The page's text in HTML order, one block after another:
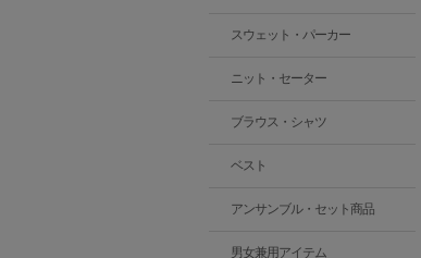
スウェット・パーカー
ニット・セーター
ブラウス・シャツ
ベスト
アンサンブル・セット商品
男女兼用アイテム